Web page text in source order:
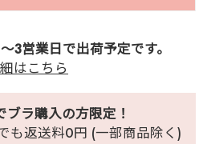
3営業日で出荷予定です。
はこちら
ラ購入の方限定！
も返送料0円 (一部商品除く)